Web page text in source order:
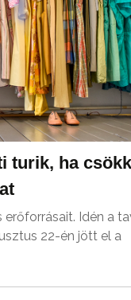
turik, ha
Idén a
22-én jött el a